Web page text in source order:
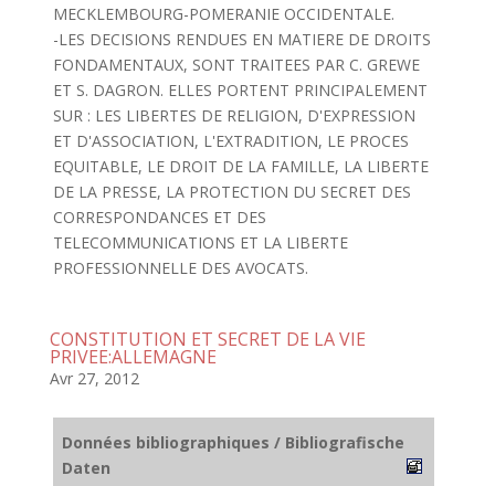
MECKLEMBOURG-POMERANIE OCCIDENTALE.
-LES DECISIONS RENDUES EN MATIERE DE DROITS
FONDAMENTAUX, SONT TRAITEES PAR C. GREWE
ET S. DAGRON. ELLES PORTENT PRINCIPALEMENT
SUR : LES LIBERTES DE RELIGION, D'EXPRESSION
ET D'ASSOCIATION, L'EXTRADITION, LE PROCES
EQUITABLE, LE DROIT DE LA FAMILLE, LA LIBERTE
DE LA PRESSE, LA PROTECTION DU SECRET DES
CORRESPONDANCES ET DES
TELECOMMUNICATIONS ET LA LIBERTE
PROFESSIONNELLE DES AVOCATS.
CONSTITUTION ET SECRET DE LA VIE
PRIVEE:ALLEMAGNE
Avr 27, 2012
Données bibliographiques / Bibliografische
Daten